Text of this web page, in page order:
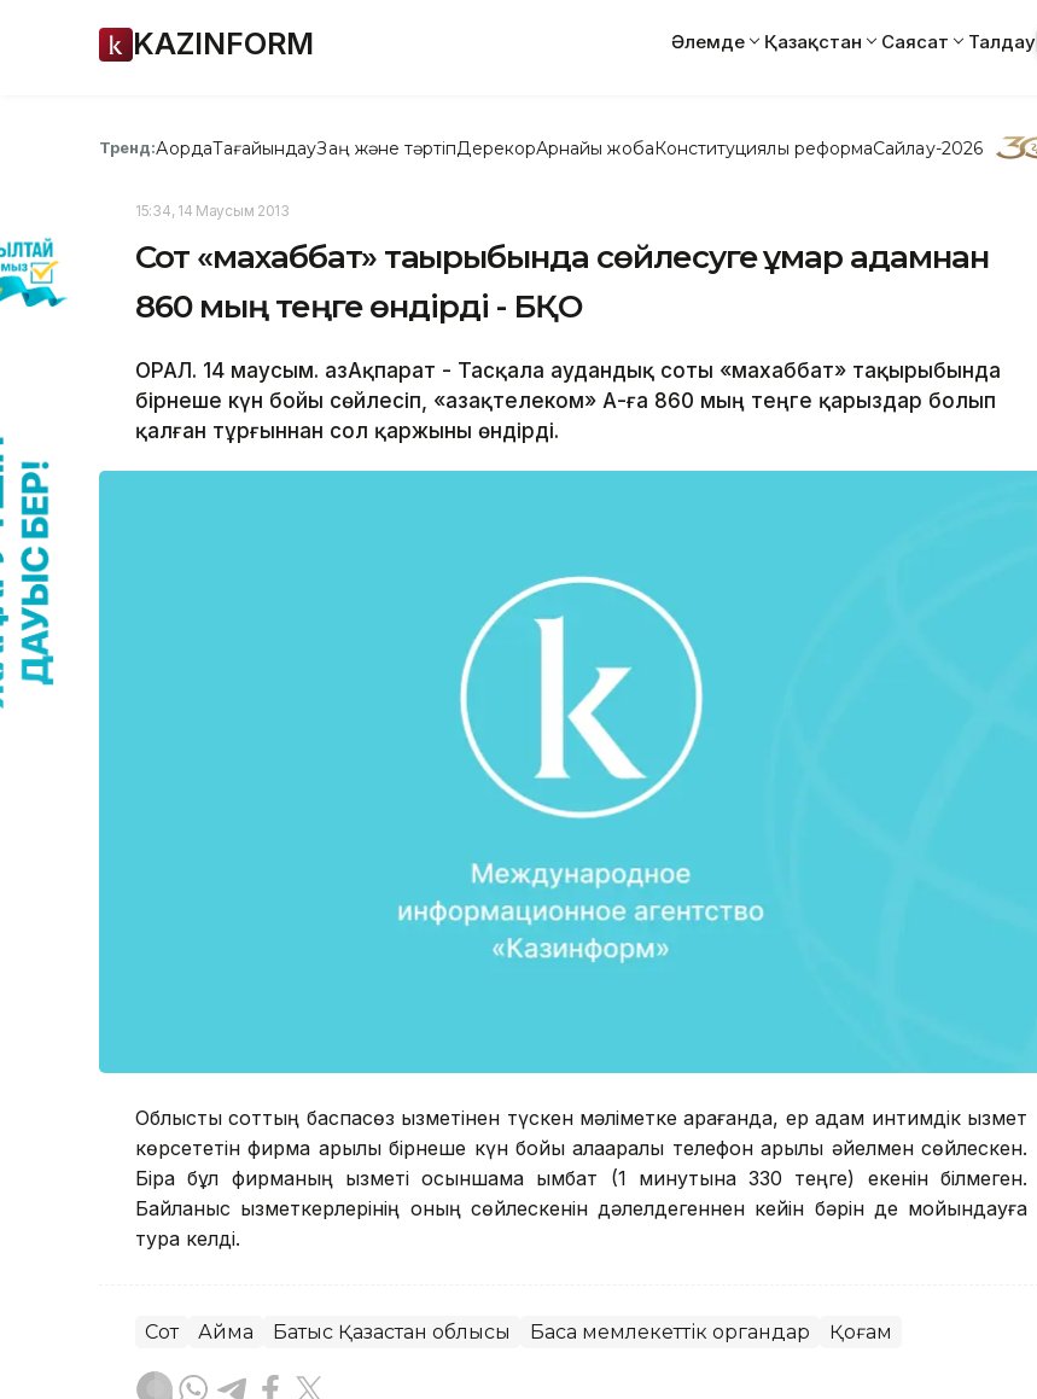
KAZINFORM Әлемде Қазақстан Саясат Талдау
Тренд:АқордаТағайындауЗаң және тәртіпДерекқорАрнайы жобаКонституциялық реформаСайлау-2026
15:34, 14 Маусым 2013
Сот «махаббат» тақырыбында сөйлесуге құмар адамнан
860 мың теңге өндірді - БҚО
ОРАЛ. 14 маусым. ҚазАқпарат - Тасқала аудандық соты «махаббат» тақырыбында
бірнеше күн бойы сөйлесіп, «Қазақтелеком» АҚ-ға 860 мың теңге қарыздар болып
қалған тұрғыннан сол қаржыны өндірді.
Облыстық соттың баспасөз қызметінен түскен мәліметке қарағанда, ер адам интимдік қызмет
көрсететін фирма арқылы бірнеше күн бойы қалааралық телефон арқылы әйелмен сөйлескен.
Бірақ бұл фирманың қызметі осыншама қымбат (1 минутына 330 теңге) екенін білмеген.
Байланыс қызметкерлерінің оның сөйлескенін дәлелдегеннен кейін бәрін де мойындауға
тура келді.
Сот Аймақ Батыс Қазақстан облысы Басқа мемлекеттік органдар Қоғам